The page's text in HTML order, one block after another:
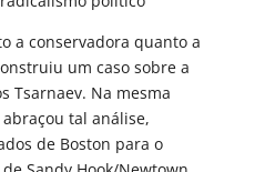
a conservadora quanto a
um caso sobre a
Tsarnaev. Na mesma
tal análise,
de Boston para o